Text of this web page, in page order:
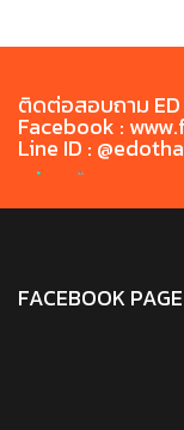
ติดต่อสอบถาม
Facebook :
Line ID :
FACEBOOK PAGE